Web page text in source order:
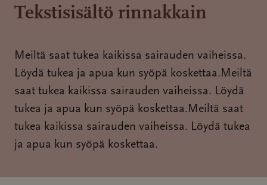
Tekstisisältö rinnakkain
Meiltä saat tukea kaikissa sairauden vaiheissa.
Löydä tukea ja apua kun syöpä koskettaa.Meiltä
saat tukea kaikissa sairauden vaiheissa. Löydä
tukea ja apua kun syöpä koskettaa.Meiltä saat
tukea kaikissa sairauden vaiheissa. Löydä tukea
ja apua kun syöpä koskettaa.